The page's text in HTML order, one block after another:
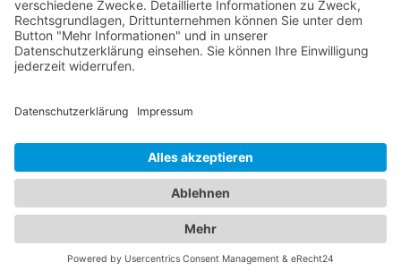
Ihre Mobilität und Unterkunft
Unser umfangreiches Branchenportal bietet Ihnen
nicht nur alle Informationen rund um zuverlässige
Auswahl an Hotels für Ihren nächsten Aufenthalt.
im Notfall als auch bei der Urlaubsplanung bestens
informiert zu sein. Egal ob Sie einen
Abschleppdienst in Ihrer Nähe suchen oder nach
dem perfektenHotel Arrach, Bayerischer Waldfür
Ihre Reisevorhaben Ausschau halten - bei uns sind
Sie richtig. Unser Portal präsentiert Ihnen eine